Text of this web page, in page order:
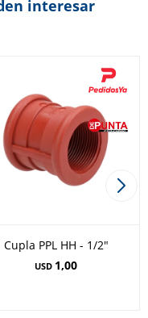
interesar
Cupla PPL HH - 1/2"
USD 1,00